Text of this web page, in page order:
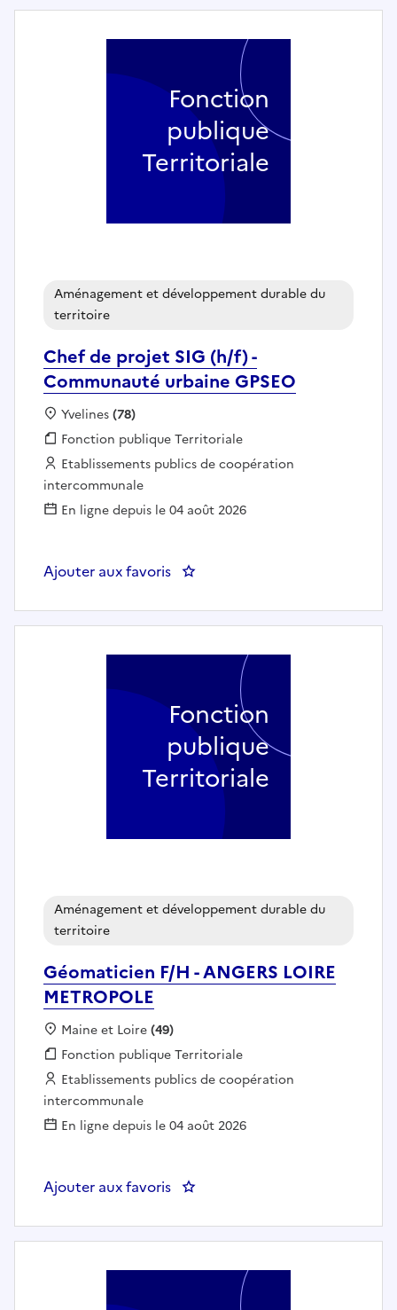
Chef de projet SIG (h/f) -
Communauté urbaine GPSEO
Aménagement et développement durable du
territoire
Localisation :
Yvelines(78)
Fonction publique :
Fonction publique Territoriale
Employeur :
Etablissements publics de coopération
intercommunale
En ligne depuis le 04 août 2026
Ajouter aux favoris : Chef de projet SIG (h/f) -
Fonction
publique
Territoriale
Géomaticien F/H - ANGERS LOIRE
METROPOLE
Aménagement et développement durable du
territoire
Localisation :
Maine et Loire(49)
Fonction publique :
Fonction publique Territoriale
Employeur :
Etablissements publics de coopération
intercommunale
En ligne depuis le 04 août 2026
Ajouter aux favoris : Géomaticien F/H - ANGERS
Fonction
publique
Territoriale